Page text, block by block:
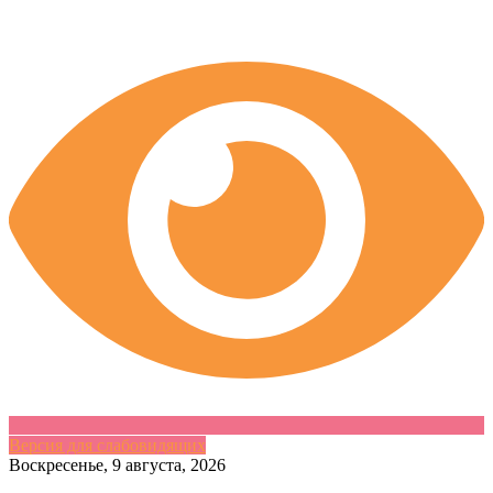
Версия для слабовидящих
Skip
Воскресенье, 9 августа, 2026